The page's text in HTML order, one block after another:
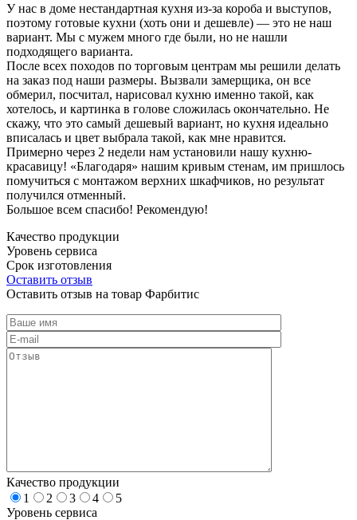
У нас в доме нестандартная кухня из-за короба и выступов,
поэтому готовые кухни (хоть они и дешевле) — это не наш
вариант. Мы с мужем много где были, но не нашли
подходящего варианта.
После всех походов по торговым центрам мы решили делать
на заказ под наши размеры. Вызвали замерщика, он все
обмерил, посчитал, нарисовал кухню именно такой, как
хотелось, и картинка в голове сложилась окончательно. Не
скажу, что это самый дешевый вариант, но кухня идеально
вписалась и цвет выбрала такой, как мне нравится.
Примерно через 2 недели нам установили нашу кухню-
красавицу! «Благодаря» нашим кривым стенам, им пришлось
помучиться с монтажом верхних шкафчиков, но результат
получился отменный.
Большое всем спасибо! Рекомендую!
Качество продукции
Уровень сервиса
Срок изготовления
Оставить отзыв
Оставить отзыв на товар Фарбитис
Качество продукции
1
2 3 4
5
Уровень сервиса